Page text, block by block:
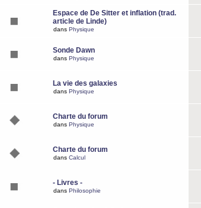
Espace de De Sitter et inflation (trad.
article de Linde)
dans Physique
Sonde Dawn
dans Physique
La vie des galaxies
dans Physique
Charte du forum
dans Physique
Charte du forum
dans Calcul
- Livres -
dans Philosophie